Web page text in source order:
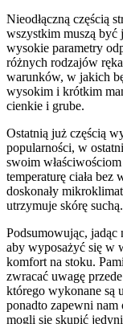
Nieodłączną częścią
wszystkim muszą być
wysokie parametry
różnych rodzajów
warunków, w jakich
wysokim i krótkim
cienkie i grube.
Ostatnią już częścią
popularności, w
swoim
temperaturę ciała
doskonały
utrzymuje skórę suchą.
Podsumowując,
aby wyposażyć się w
komfort na stoku.
zwracać uwagę
którego wykonane są
ponadto zapewni
mogli się skupić